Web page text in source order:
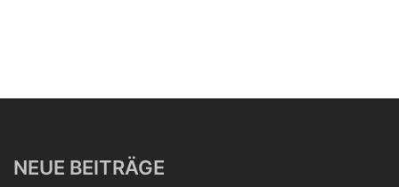
NEUE BEITRÄGE